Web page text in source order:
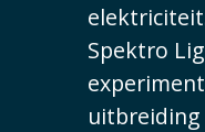
Spektro
uitbreiding